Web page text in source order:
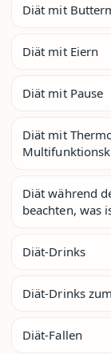
Diät mit
Diät mit Eiern
Diät mit Pause
Diät mit
Diät während
beachten, was
Diät-Drinks
Diät-Drinks
Diät-Fallen